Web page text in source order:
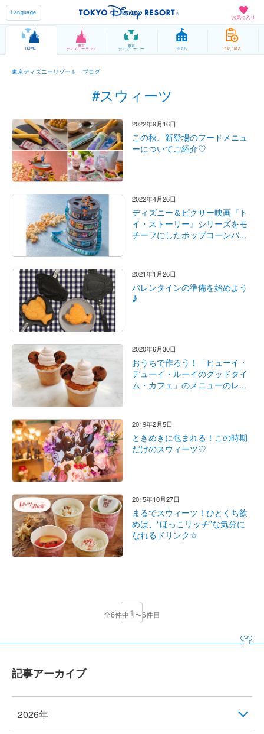
お気に入り
Language
HOME
東京
ディズニーランド
東京
ディズニーシー ホテル 予約 / 購入
東京ディズニーリゾート・ブログ
#スウィーツ
2022年9月16日
この秋、新登場のフードメニュ
ーについてご紹介♡
2022年4月26日
ディズニー＆ピクサー映画『ト
イ・ストーリー』シリーズをモ
チーフにしたポップコーンバ...
2021年1月26日
バレンタインの準備を始めよう
♪
2020年6月30日
おうちで作ろう！「ヒューイ・
デューイ・ルーイのグッドタイ
ム・カフェ」のメニューのレ...
2019年2月5日
ときめきに包まれる！この時期
だけのスウィーツ♡
2015年10月27日
まるでスウィーツ！ひとくち飲
めば、“ほっこリッチ”な気分に
なれるドリンク☆
1
全6件中 1〜6件目
記事アーカイブ
2026年